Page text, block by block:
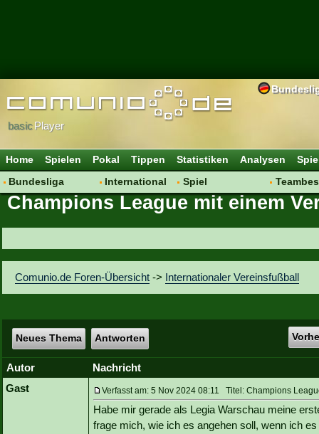
basicPlayer
Home Spielen Pokal Tippen Statistiken Analysen
Bundesliga
Hot News
Vereinsdiskussion
Vereinsfragen
International
Vereine
Spiel
Regeln & Tipps
Champions League mit einem
Comunio.de Foren-Übersicht -> Internationaler Vereinsfußball
Neues Thema Antworten
Autor
Nachricht
Gast
Verfasst am: 5 Nov 2024 08:11 Titel: Champions
Habe mir gerade als Legia Warschau meine
frage mich, wie ich es angehen soll, wenn ich